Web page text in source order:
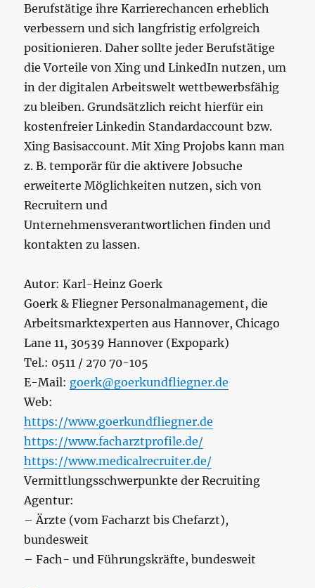
Berufstätige ihre Karrierechancen erheblich
verbessern und sich langfristig erfolgreich
positionieren. Daher sollte jeder Berufstätige
die Vorteile von Xing und LinkedIn nutzen, um
in der digitalen Arbeitswelt wettbewerbsfähig
zu bleiben. Grundsätzlich reicht hierfür ein
kostenfreier Linkedin Standardaccount bzw.
Xing Basisaccount. Mit Xing Projobs kann man
z. B. temporär für die aktivere Jobsuche
erweiterte Möglichkeiten nutzen, sich von
Recruitern und
Unternehmensverantwortlichen finden und
kontakten zu lassen.
Autor: Karl-Heinz Goerk
Goerk & Fliegner Personalmanagement, die
Arbeitsmarktexperten aus Hannover, Chicago
Lane 11, 30539 Hannover (Expopark)
Tel.: 0511 / 270 70-105
E-Mail: goerk@goerkundfliegner.de
Web:
https://www.goerkundfliegner.de
https://www.facharztprofile.de/
https://www.medicalrecruiter.de/
Vermittlungsschwerpunkte der Recruiting
Agentur:
– Ärzte (vom Facharzt bis Chefarzt),
bundesweit
– Fach- und Führungskräfte, bundesweit